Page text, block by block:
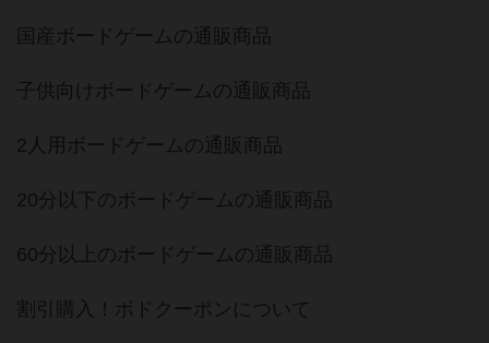
国産ボードゲームの通販商品
子供向けボードゲームの通販商品
2人用ボードゲームの通販商品
20分以下のボードゲームの通販商品
60分以上のボードゲームの通販商品
割引購入！ボドクーポンについて